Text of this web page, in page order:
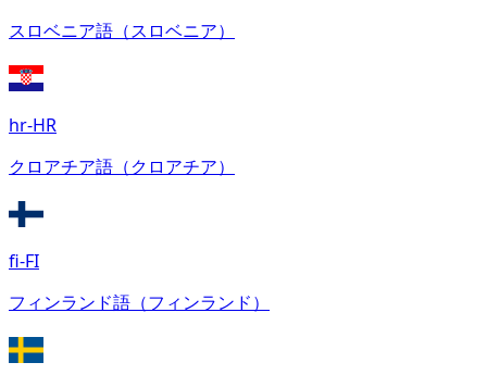
スロベニア語（スロベニア）
hr-HR
クロアチア語（クロアチア）
fi-FI
フィンランド語（フィンランド）